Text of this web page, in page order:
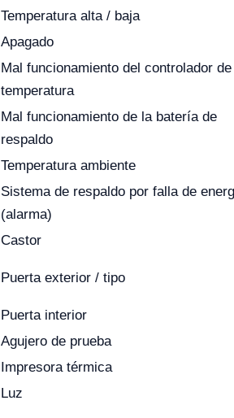
Temperatura alta / baja
Apagado
Mal funcionamiento del controlador de
temperatura
Mal funcionamiento de la batería de
respaldo
Temperatura ambiente
Sistema de respaldo por falla de
(alarma)
Castor
Puerta exterior / tipo
Puerta interior
Agujero de prueba
Impresora térmica
Luz